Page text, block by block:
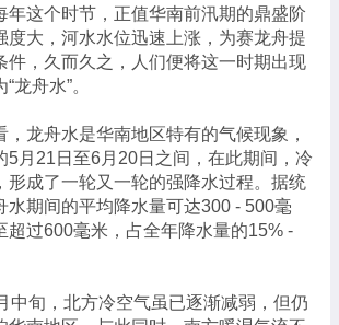
这个时节，正值华南前汛期的鼎盛阶
度大，河水水位迅速上涨，为赛龙舟提
件，久而久之，人们便将这一时期出现
龙舟水”。
，龙舟水是华南地区特有的气候现象，
5月21日至6月20日之间，在此期间，冷
形成了一轮又一轮的强降水过程。据统
水期间的平均降水量可达300 - 500毫
超过600毫米，占全年降水量的15% -
中旬，北方冷空气虽已逐渐减弱，但仍